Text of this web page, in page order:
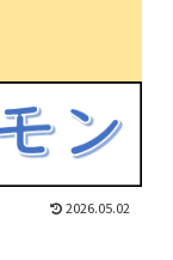
2026.05.02